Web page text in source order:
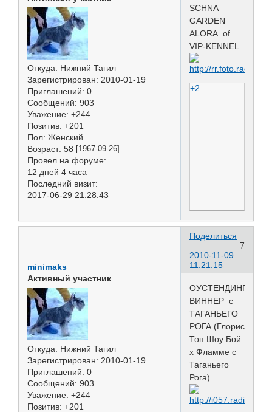
Откуда: Нижний Тагил
Зарегистрирован: 2010-01-19
Приглашений: 0
Сообщений: 903
Уважение: +244
Позитив: +201
Пол: Женский
Возраст: 58 [1967-09-26]
Провел на форуме:
12 дней 4 часа
Последний визит:
2017-06-29 21:28:43
SCHNA
GARDEN
ALORA of
VIP-KENNEL
+2
Поделиться
7
2010-11-09
11:21:15
minimaks
Активный участник
Откуда: Нижний Тагил
Зарегистрирован: 2010-01-19
Приглашений: 0
Сообщений: 903
Уважение: +244
Позитив: +201
ОУСТЕНДИНГ
ВИННЕР с
ТАГАНЬЕГО
РОГА (Глорис
Топ Шоу Бой
х Фламме с
Таганьего
Рога)